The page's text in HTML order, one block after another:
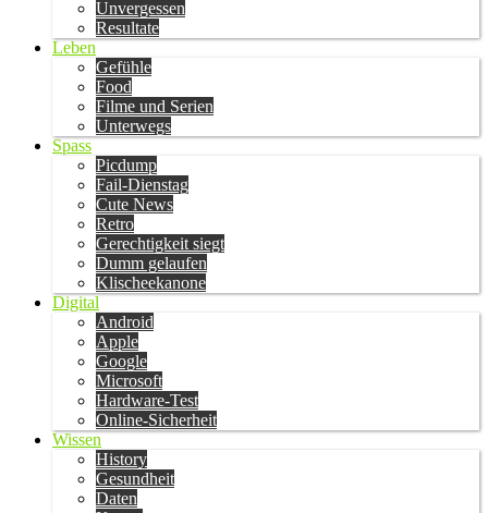
Unvergessen
Resultate
Leben
Gefühle
Food
Filme und Serien
Unterwegs
Spass
Picdump
Fail-Dienstag
Cute News
Retro
Gerechtigkeit siegt
Dumm gelaufen
Klischeekanone
Digital
Android
Apple
Google
Microsoft
Hardware-Test
Online-Sicherheit
Wissen
History
Gesundheit
Daten